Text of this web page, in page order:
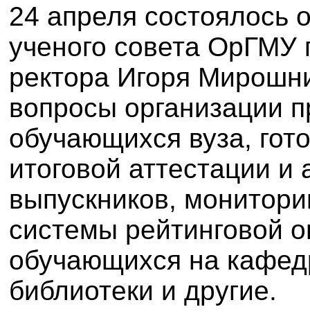
24 апреля состоялось
ученого совета ОрГМУ
ректора Игоря
вопросы организации
обучающихся вуза,
итоговой аттестации и
выпускников,
системы рейтинговой
обучающихся на
библиотеки и другие.